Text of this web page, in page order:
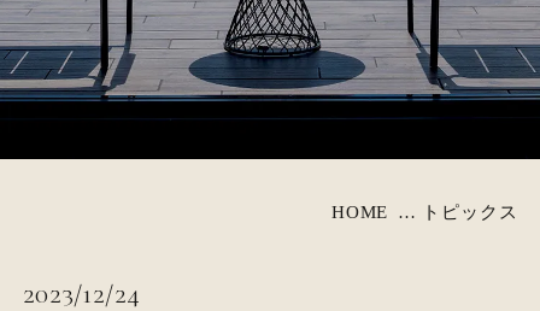
ダイニング
フォトギャラリー
HOME トピックス
2023/12/24
泊数 部屋数
室
大人
名
検索する
ご予約内容の確認・変更・取消 →